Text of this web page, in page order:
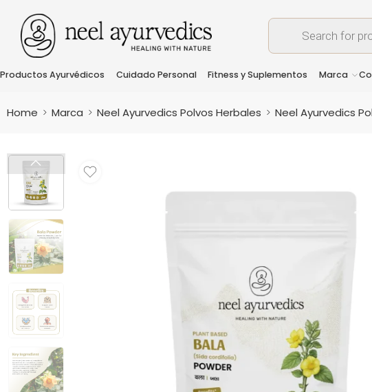
Productos Ayurvédicos Cuidado Personal Fitness y Suplementos Marca
Home Marca Neel Ayurvedics Polvos Herbales Neel Ayurvedics